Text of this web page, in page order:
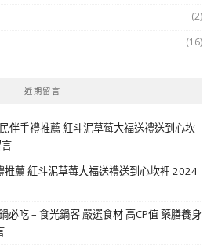
(2)
(16)
近期留言
伴手禮推薦 紅斗泥草莓大福送禮送到心坎
推薦 紅斗泥草莓大福送禮送到心坎裡 2024
必吃 – 食光鍋客 嚴選食材 高CP值 藥膳養身